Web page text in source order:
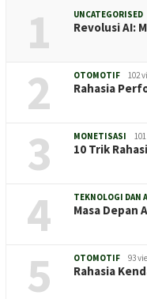
1 UNCATEGORISED
Revolusi AI:
2 OTOMOTIF 102
Rahasia
3 MONETISASI
10 Trik
4 TEKNOLOGI DAN
Masa Depan
5 OTOMOTIF 93
Rahasia